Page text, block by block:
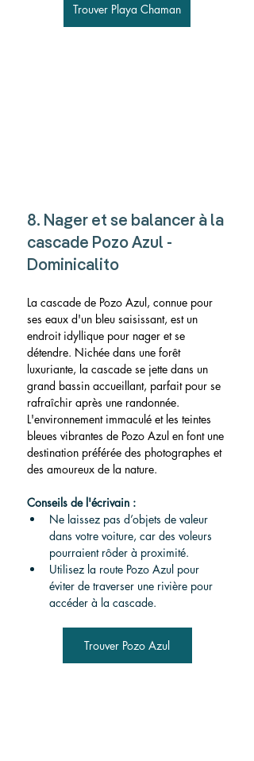
Trouver Playa Chaman
8. Nager et se balancer à la
cascade Pozo Azul -
Dominicalito
La cascade de Pozo Azul, connue pour
ses eaux d'un bleu saisissant, est un
endroit idyllique pour nager et se
détendre. Nichée dans une forêt
luxuriante, la cascade se jette dans un
grand bassin accueillant, parfait pour se
rafraîchir après une randonnée.
L'environnement immaculé et les teintes
bleues vibrantes de Pozo Azul en font une
destination préférée des photographes et
des amoureux de la nature.
Conseils de l'écrivain :
Ne laissez pas d’objets de valeur
dans votre voiture, car des voleurs
pourraient rôder à proximité.
Utilisez la route Pozo Azul pour
éviter de traverser une rivière pour
accéder à la cascade.
Trouver Pozo Azul